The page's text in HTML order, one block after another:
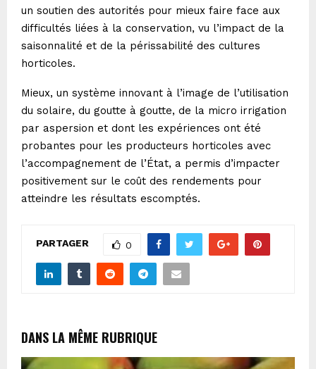
un soutien des autorités pour mieux faire face aux
difficultés liées à la conservation, vu l’impact de la
saisonnalité et de la périssabilité des cultures
horticoles.
Mieux, un système innovant à l’image de l’utilisation
du solaire, du goutte à goutte, de la micro irrigation
par aspersion et dont les expériences ont été
probantes pour les producteurs horticoles avec
l’accompagnement de l’État, a permis d’impacter
positivement sur le coût des rendements pour
atteindre les résultats escomptés.
PARTAGER 0
DANS LA MÊME RUBRIQUE